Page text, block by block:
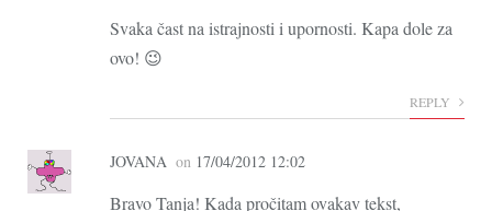
Svaka čast na istrajnosti i upornosti. Kapa dole za
ovo! 😉
REPLY
JOVANA on 17/04/2012 12:02
Bravo Tanja! Kada pročitam ovakav tekst,